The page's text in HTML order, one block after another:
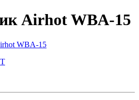
Airhot WBA-15